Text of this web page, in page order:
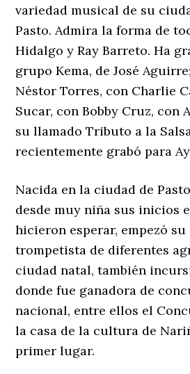
variedad musical de su
Pasto. Admira la forma de
Hidalgo y Ray Barreto. Ha
grupo Kema, de José
Néstor Torres, con Charlie
Sucar, con Bobby Cruz, con
su llamado Tributo a la
recientemente grabó para
Nacida en la ciudad de
desde muy niña sus inicios
hicieron esperar, empezó
trompetista de diferentes
ciudad natal, también
donde fue ganadora de
nacional, entre ellos el
la casa de la cultura de
primer lugar.